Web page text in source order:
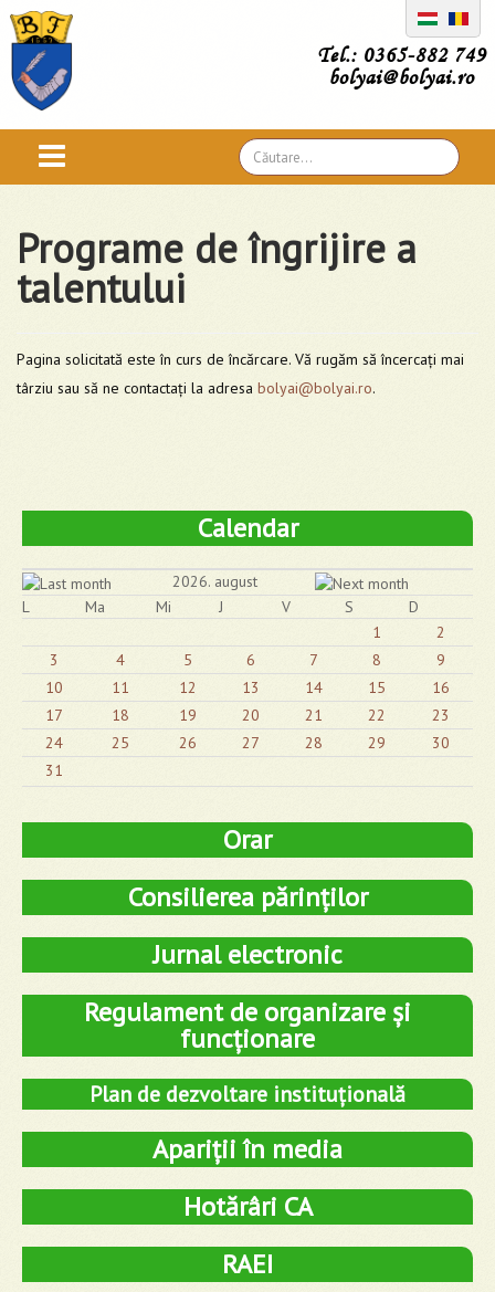
Tel.: 0365-882 749
bolyai@bolyai.ro
Căutare
...
Programe de îngrijire a
talentului
Pagina solicitată este în curs de încărcare. Vă rugăm să încercați mai
târziu sau să ne contactați la adresa bolyai@bolyai.ro.
Calendar
2026. august
L
Ma Mi J V S
D
1
2
3
4 5 6 7 8
9
10
11 12 13 14 15
16
17
18 19 20 21 22
23
24
25 26 27 28 29
30
31
Orar
Consilierea părinților
Jurnal electronic
Regulament de organizare și
funcționare
Plan de dezvoltare instituțională
Apariții în media
Hotărâri CA
RAEI